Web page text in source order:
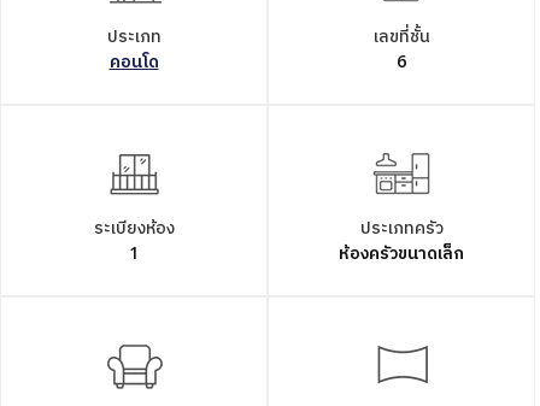
ประเภท
คอนโด
เลขที่ชั้น
6
ระเบียงห้อง
1
ประเภทครัว
ห้องครัวขนาดเล็ก